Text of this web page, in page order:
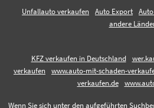
Unfallauto verkaufen Auto Export
andere
KFZ verkaufen in Deutschland
verkaufen
www.auto-mit-schaden-
verkaufen.de
Wenn Sie sich unter den aufgeführten